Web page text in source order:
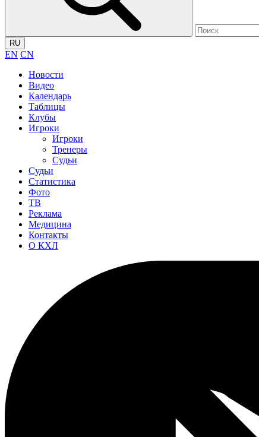
RU
EN CN
Новости
Видео
Календарь
Таблицы
Клубы
Игроки
Игроки
Тренеры
Судьи
Судьи
Статистика
Фото
ТВ
Реклама
Медицина
Контакты
О КХЛ